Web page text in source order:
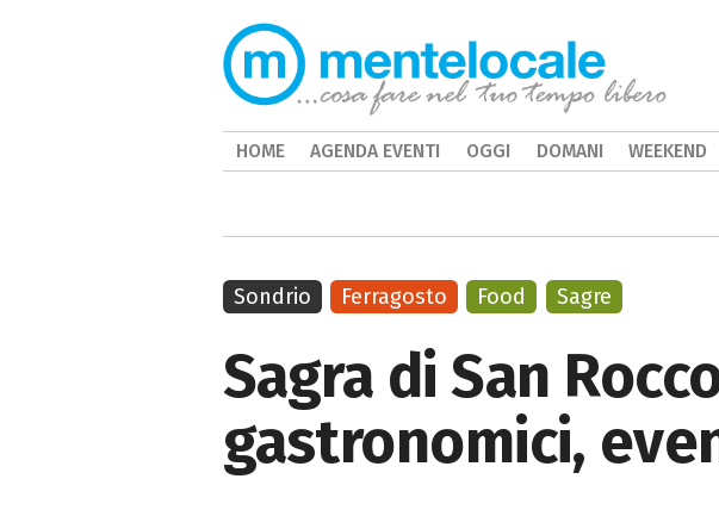
Sagra di San
gastronomici,
Sondrio Ferragosto Food Sagre
HOME AGENDA EVENTI OGGI DOMANI WEEKEND